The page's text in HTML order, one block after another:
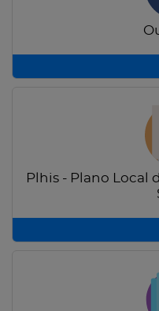
Plhis - Plano Local